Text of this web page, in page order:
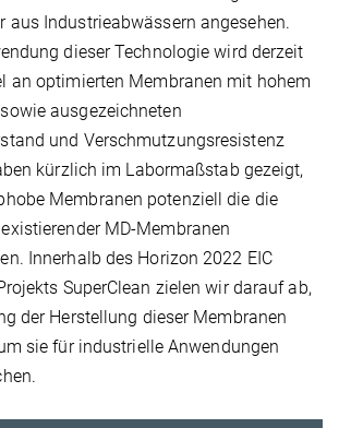
aus Industrieabwässern angesehen.
dieser Technologie wird derzeit
an optimierten Membranen mit hohem
ausgezeichneten
und Verschmutzungsresistenz
kürzlich im Labormaßstab gezeigt,
Membranen potenziell die die
MD-Membranen
Innerhalb des Horizon 2022 EIC
SuperClean zielen wir darauf ab,
der Herstellung dieser Membranen
sie für industrielle Anwendungen